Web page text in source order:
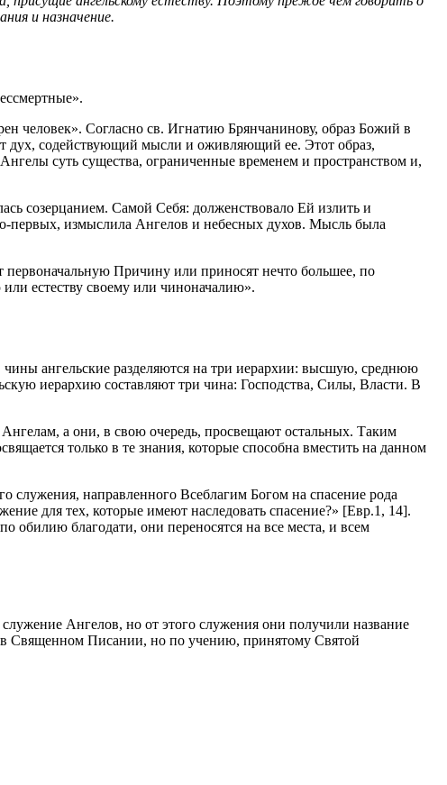
и назначение.
человек». Согласно св. Игнатию Брянчанинову, образ Божий в
дух, содействующий мысли и оживляющий ее. Этот образ,
суть существа, ограниченные временем и пространством и,
созерцанием. Самой Себя: долженствовало Ей излить и
первых, измыслила Ангелов и небесных духов. Мысль была
Причину или приносят нечто большее, по
или естеству своему или чиноначалию».
ангельские разделяются на три иерархии: высшую, среднюю
иерархию составляют три чина: Господства, Силы, Власти. В
а они, в свою очередь, просвещают остальных. Таким
только в те знания, которые способна вместить на данном
служения, направленного Всеблагим Богом на спасение рода
для тех, которые имеют наследовать спасение?» [Евр.1, 14].
благодати, они переносятся на все места, и всем
Ангелов, но от этого служения они получили название
Священном Писании, но по учению, принятому Святой